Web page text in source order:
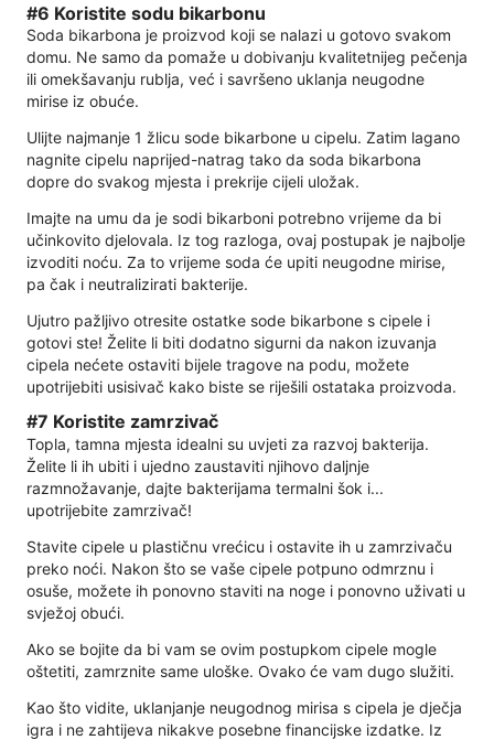
#6 Koristite sodu bikarbonu
Soda bikarbona je proizvod koji se nalazi u gotovo svakom
domu. Ne samo da pomaže u dobivanju kvalitetnijeg pečenja
ili omekšavanju rublja, već i savršeno uklanja neugodne
mirise iz obuće.
Ulijte najmanje 1 žlicu sode bikarbone u cipelu. Zatim lagano
nagnite cipelu naprijed-natrag tako da soda bikarbona
dopre do svakog mjesta i prekrije cijeli uložak.
Imajte na umu da je sodi bikarboni potrebno vrijeme da bi
učinkovito djelovala. Iz tog razloga, ovaj postupak je najbolje
izvoditi noću. Za to vrijeme soda će upiti neugodne mirise,
pa čak i neutralizirati bakterije.
Ujutro pažljivo otresite ostatke sode bikarbone s cipele i
gotovi ste! Želite li biti dodatno sigurni da nakon izuvanja
cipela nećete ostaviti bijele tragove na podu, možete
upotrijebiti usisivač kako biste se riješili ostataka proizvoda.
#7 Koristite zamrzivač
Topla, tamna mjesta idealni su uvjeti za razvoj bakterija.
Želite li ih ubiti i ujedno zaustaviti njihovo daljnje
razmnožavanje, dajte bakterijama termalni šok i...
upotrijebite zamrzivač!
Stavite cipele u plastičnu vrećicu i ostavite ih u zamrzivaču
preko noći. Nakon što se vaše cipele potpuno odmrznu i
osuše, možete ih ponovno staviti na noge i ponovno uživati ​​u
svježoj obući.
Ako se bojite da bi vam se ovim postupkom cipele mogle
oštetiti, zamrznite same uloške. Ovako će vam dugo služiti.
Kao što vidite, uklanjanje neugodnog mirisa s cipela je dječja
igra i ne zahtijeva nikakve posebne financijske izdatke. Iz